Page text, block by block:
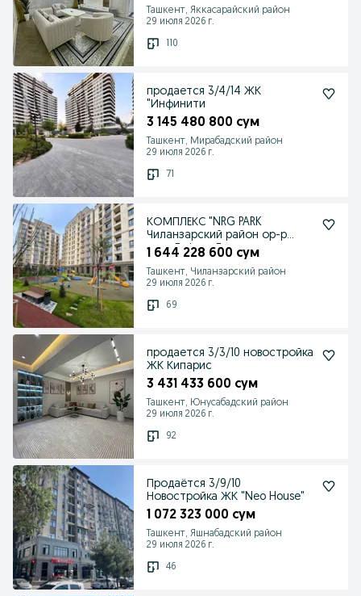
Ташкент, Яккасарайский район
29 июля 2026 г.
110
продается 3/4/14 ЖК
"Инфинити
3 145 480 800 сум
Ташкент, Мирабадский район
29 июля 2026 г.
71
КОМПЛЕКС "NRG PARK
Чиланзарский район ор-р
парк Гафура Гуляма
1 644 228 600 сум
Ташкент, Чиланзарский район
29 июля 2026 г.
69
продается 3/3/10 новостройка
ЖК Кипарис
3 431 433 600 сум
Ташкент, Юнусабадский район
29 июля 2026 г.
92
Продаётся 3/9/10
Новостройка ЖК "Neo House"
1 072 323 000 сум
Ташкент, Яшнабадский район
29 июля 2026 г.
46